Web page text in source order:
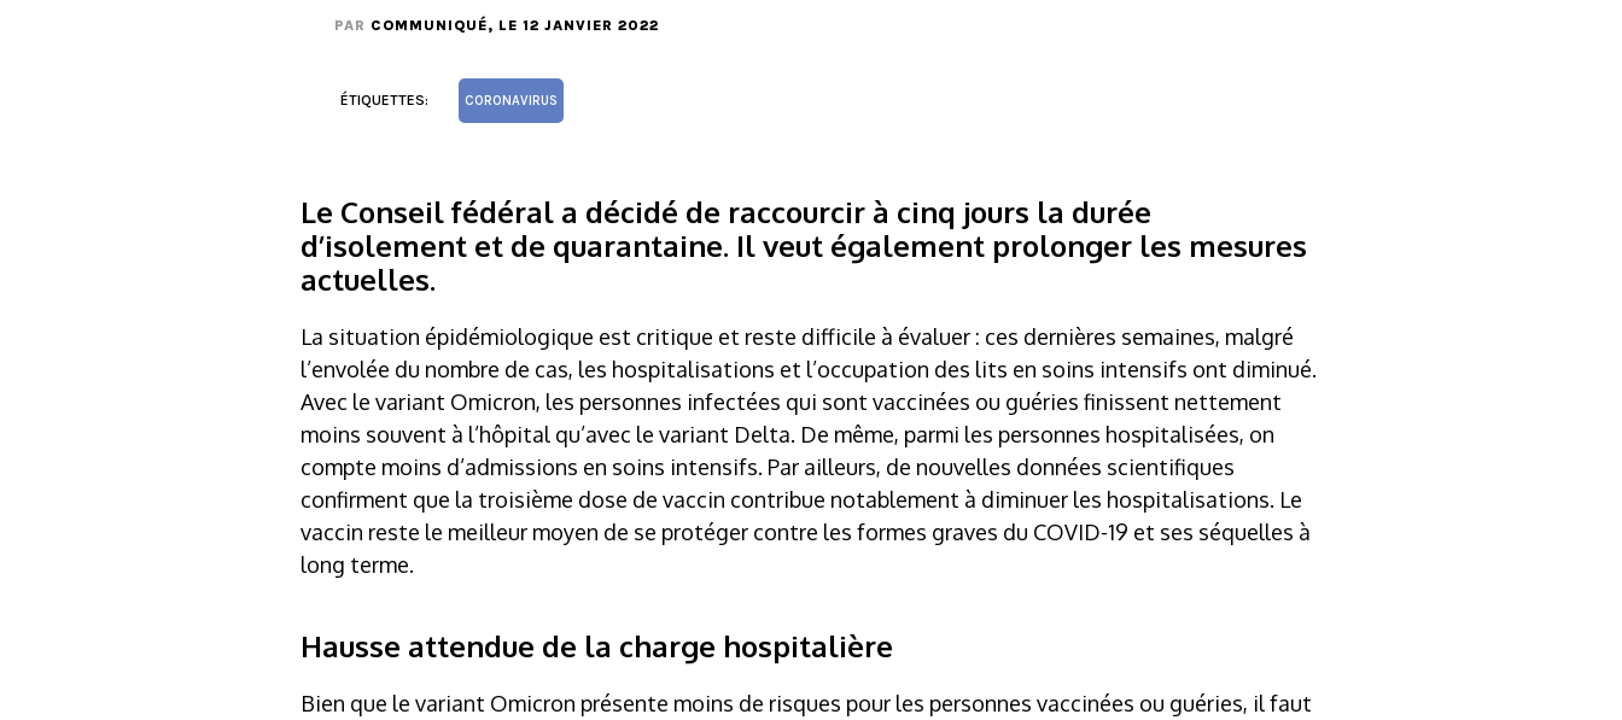
PAR COMMUNIQUÉ, LE 12 JANVIER 2022
ÉTIQUETTES: CORONAVIRUS
Le Conseil fédéral a décidé de raccourcir à cinq jours la durée
d’isolement et de quarantaine. Il veut également prolonger les mesures
actuelles.
La situation épidémiologique est critique et reste difficile à évaluer : ces dernières semaines, malgré
l’envolée du nombre de cas, les hospitalisations et l’occupation des lits en soins intensifs ont diminué.
Avec le variant Omicron, les personnes infectées qui sont vaccinées ou guéries finissent nettement
moins souvent à l’hôpital qu’avec le variant Delta. De même, parmi les personnes hospitalisées, on
compte moins d’admissions en soins intensifs. Par ailleurs, de nouvelles données scientifiques
confirment que la troisième dose de vaccin contribue notablement à diminuer les hospitalisations. Le
vaccin reste le meilleur moyen de se protéger contre les formes graves du COVID-19 et ses séquelles à
long terme.
Hausse attendue de la charge hospitalière
Bien que le variant Omicron présente moins de risques pour les personnes vaccinées ou guéries, il faut